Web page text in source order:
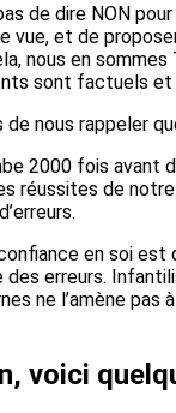
de dire NON
vue, et de
nous en sommes
sont factuels
nous rappeler
2000 fois avant
réussites de
en soi est
erreurs.
ne l’amène pas
voici